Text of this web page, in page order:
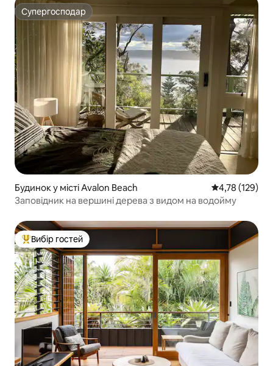
Супергосподар
Супергосподар
Будинок у місті Avalon Beach Середня
4,78 (129)
Заповідник на вершині дерева з видом на водойму
Топ вибір гостей
Вибір гостей